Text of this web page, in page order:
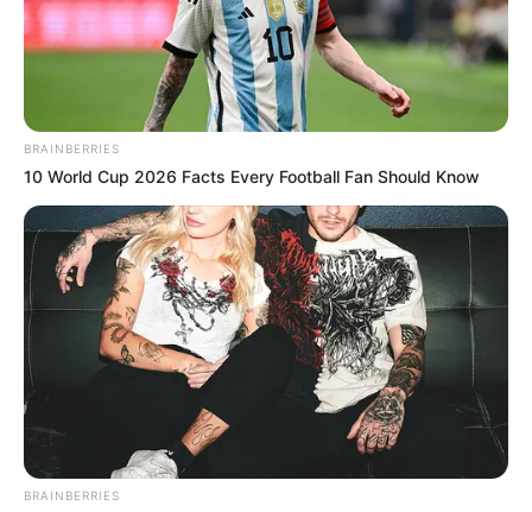
BRAINBERRIES
10 World Cup 2026 Facts Every Football Fan Should Know
BRAINBERRIES